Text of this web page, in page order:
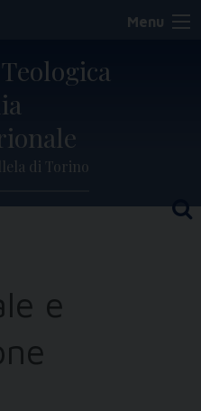
Menu
di Torino
e